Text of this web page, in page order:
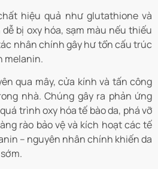
hiệu quả như glutathione và
bị oxy hóa, sạm màu nếu thiếu
nhân chính gây hư tổn cấu trúc
melanin.
qua mây, cửa kính và tấn công
nhà. Chúng gây ra phản ứng
trình oxy hóa tế bào da, phá vỡ
rào bảo vệ và kích hoạt các tế
– nguyên nhân chính khiến da